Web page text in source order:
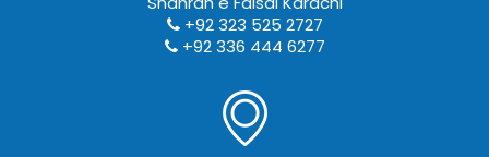
+92 323 525 2727
+92 336 444 6277